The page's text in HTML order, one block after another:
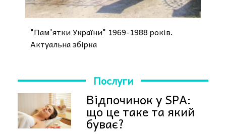
"Пам'ятки України" 1969-1988 років.
Актуальна збірка
Послуги
Відпочинок у SPA:
що це таке та який
буває?